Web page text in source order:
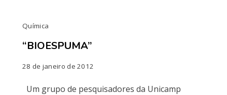
Química
“BIOESPUMA”
28 de janeiro de 2012
Um grupo de pesquisadores da Unicamp